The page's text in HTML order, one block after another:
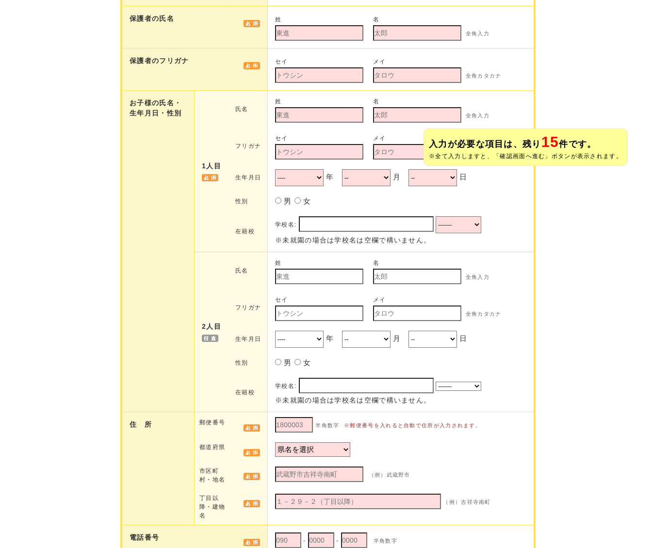
保護者の氏名 姓 名
全角入力
保護者のフリガナ セイ メイ
全角カタカナ
お子様の氏名・
生年月日・性別
1人目
氏名
姓 名
全角入力
フリガナ
セイ メイ
全角カタカナ
生年月日 年 月 日
性別 男 女
在籍校
学校名:
※未就園の場合は学校名は空欄で構いません。
2人目
氏名
姓 名
全角入力
フリガナ
セイ メイ
全角カタカナ
生年月日 年 月 日
性別 男 女
在籍校
学校名:
※未就園の場合は学校名は空欄で構いません。
住 所 郵便番号 半角数字 ※郵便番号を入れると自動で住所が入力されます。
都道府県
市区町
村・地名
（例）武蔵野市
丁目以
降・建物
名
（例）吉祥寺南町
電話番号 - - 半角数字
入力が必要な項目は、残り 15件です。
※全て入力しますと、「確認画面へ進む」ボタンが表示されます。